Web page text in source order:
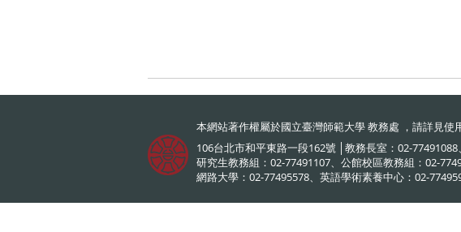
本網站著作權屬於國立臺灣師範大學 教務處 ，請詳見使
106台北市和平東路一段162號 │教務長室：02-
研究生教務組：02-77491107、公館校區教務組：02-
網路大學：02-77495578、英語學術素養中心：02-